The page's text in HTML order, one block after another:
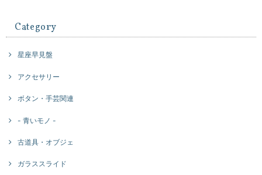
Category
星座早見盤
アクセサリー
ボタン・手芸関連
- 青いモノ -
古道具・オブジェ
ガラススライド